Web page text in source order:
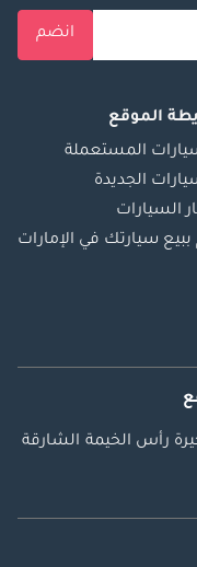
انضم
الموقع
المستعملة
الجديدة
السيارات
سيارتك في الإمارات
رأس الخيمة الشارقة